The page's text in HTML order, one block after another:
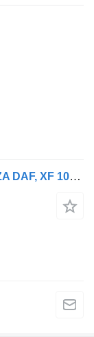
Воздушный фильтр FILTR POWIETRZA DAF, XF 105 для тягача DAF XF 105